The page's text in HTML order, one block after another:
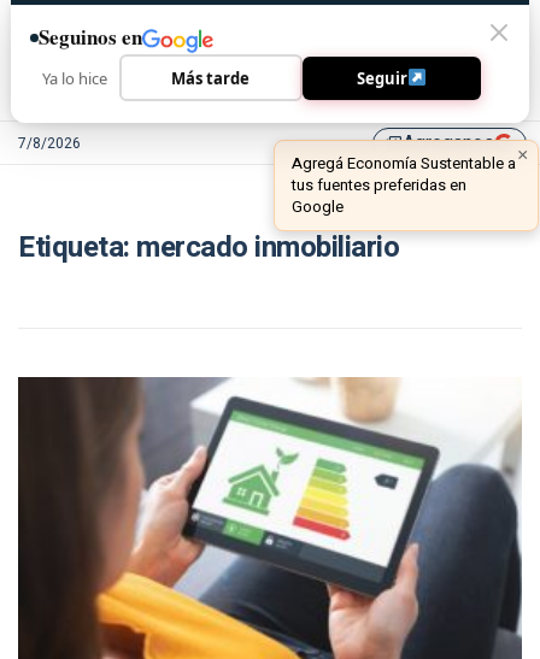
7/8/2026 library_addAgreganos ×
Agregá Economía Sustentable a
tus fuentes preferidas en
Google
Etiqueta: mercado inmobiliario
Seguinos en
Ya lo hice Más tarde Seguir